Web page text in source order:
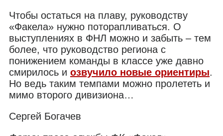
Чтобы остаться на плаву, руководству
«Факела» нужно поторапливаться. О
выступлениях в ФНЛ можно и забыть – тем
более, что руководство региона с
понижением команды в классе уже давно
смирилось и озвучило новые ориентиры.
Но ведь таким темпами можно пролететь и
мимо второго дивизиона…
Сергей Богачев